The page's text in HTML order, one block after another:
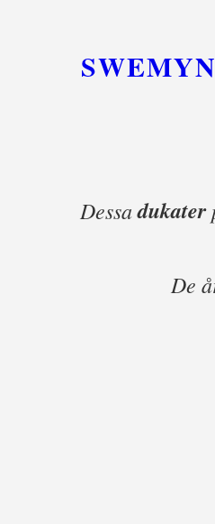
Dessadukater
De